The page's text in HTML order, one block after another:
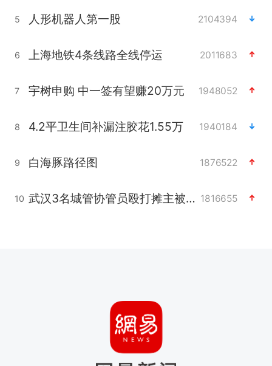
5 人形机器人第一股 2104394
6 上海地铁4条线路全线停运 2011683
7 宇树申购 中一签有望赚20万元 1948052
8 4.2平卫生间补漏注胶花1.55万 1940184
9 白海豚路径图 1876522
10 武汉3名城管协管员殴打摊主被刑拘 1816655